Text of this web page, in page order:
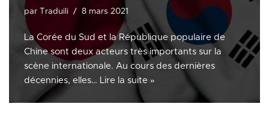
par Traduili 8 mars 2021
La Corée du Sud et la République populaire de
Chine sont deux acteurs très importants sur la
scène internationale. Au cours des dernières
décennies, elles… Lire la suite »